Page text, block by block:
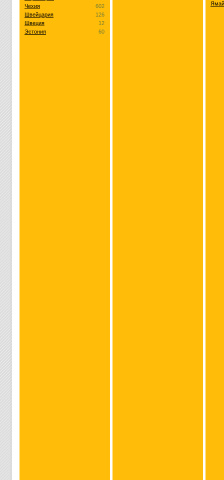
Чехия
602
Швейцария
126
Швеция
12
Эстония
60